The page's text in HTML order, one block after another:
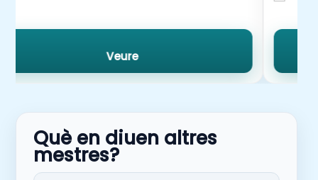
Veure
Què en diuen altres
mestres?